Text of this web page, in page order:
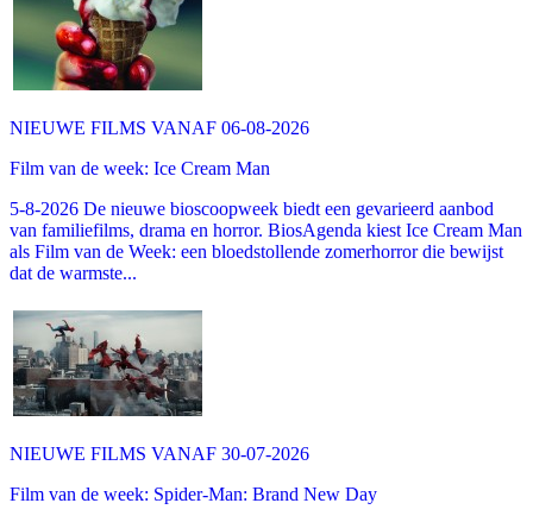
NIEUWE FILMS VANAF 06-08-2026
Film van de week: Ice Cream Man
5-8-2026 De nieuwe bioscoopweek biedt een gevarieerd aanbod
van familiefilms, drama en horror. BiosAgenda kiest Ice Cream Man
als Film van de Week: een bloedstollende zomerhorror die bewijst
dat de warmste...
NIEUWE FILMS VANAF 30-07-2026
Film van de week: Spider-Man: Brand New Day